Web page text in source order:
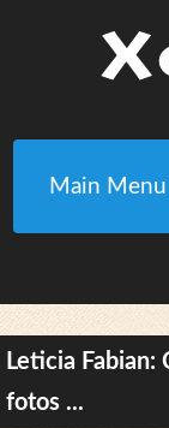
Main Menu
Leticia Fabian:
fotos ...